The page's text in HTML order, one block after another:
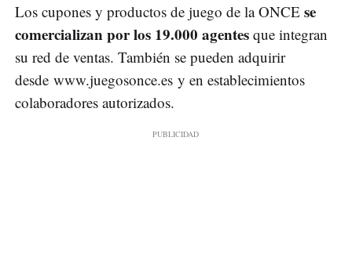
Los cupones y productos de juego de la ONCE se
comercializan por los 19.000 agentes que integran
su red de ventas. También se pueden adquirir
desde www.juegosonce.es y en establecimientos
colaboradores autorizados.